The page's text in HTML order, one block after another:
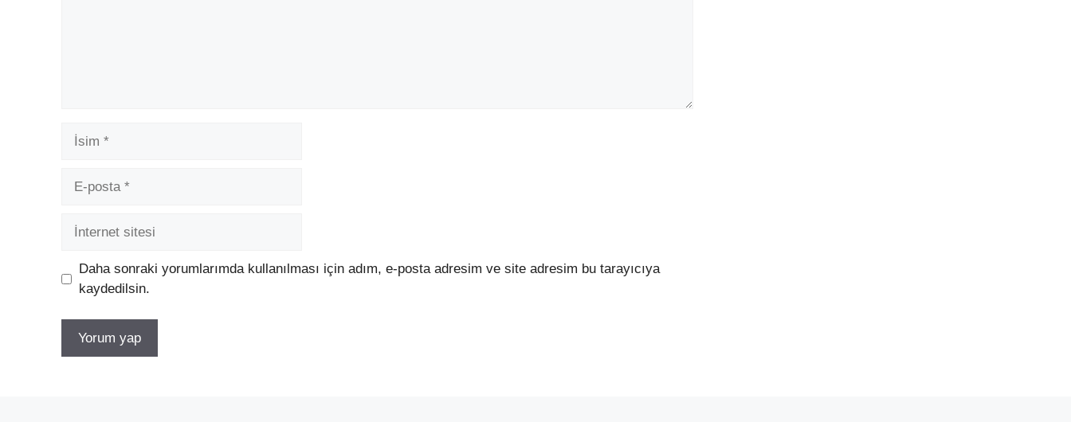
İsim
posta
İnternet
Daha sonraki yorumlarımda kullanılması için adım, e-posta adresim ve site adresim bu tarayıcıya
kaydedilsin.